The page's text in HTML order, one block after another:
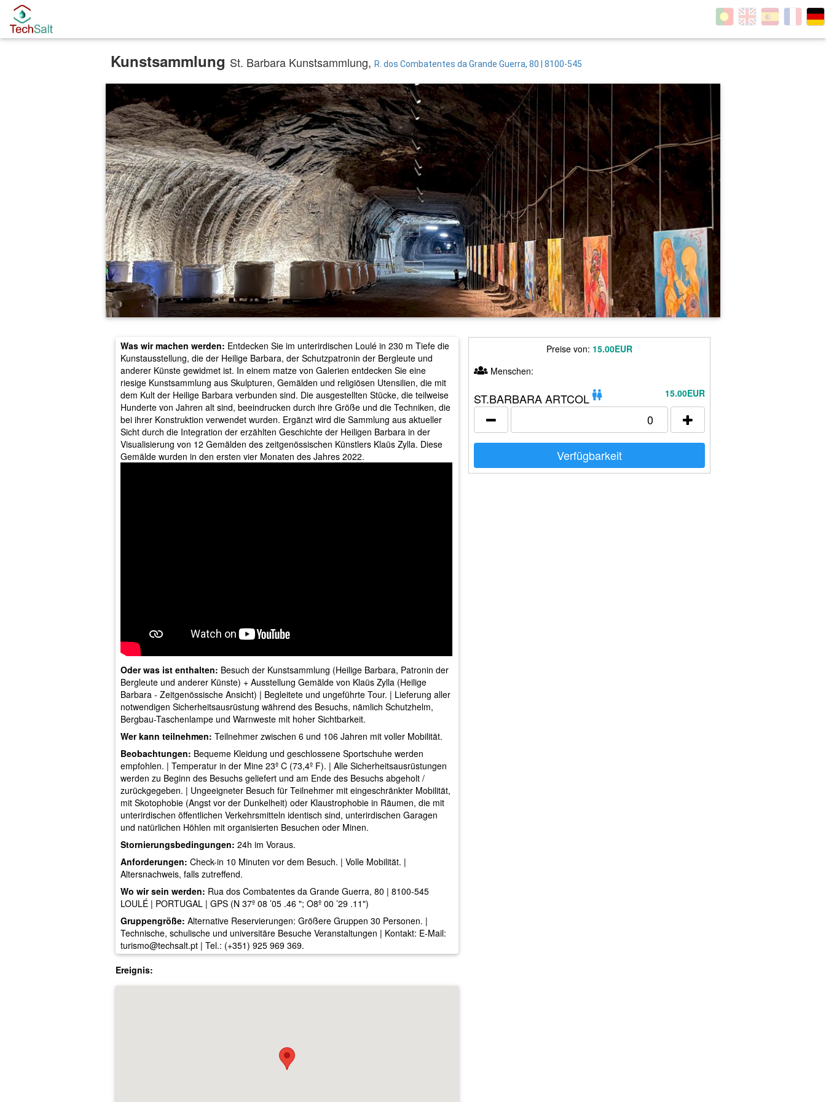
Kunstsammlung St. Barbara Kunstsammlung, R. dos Combatentes da Grande Guerra, 80 | 8100-545
Was wir machen werden: Entdecken Sie im unterirdischen Loulé in 230 m Tiefe die
Kunstausstellung, die der Heilige Barbara, der Schutzpatronin der Bergleute und
anderer Künste gewidmet ist. In einem matze von Galerien entdecken Sie eine
riesige Kunstsammlung aus Skulpturen, Gemälden und religiösen Utensilien, die mit
dem Kult der Heilige Barbara verbunden sind. Die ausgestellten Stücke, die teilweise
Hunderte von Jahren alt sind, beeindrucken durch ihre Größe und die Techniken, die
bei ihrer Konstruktion verwendet wurden. Ergänzt wird die Sammlung aus aktueller
Sicht durch die Integration der erzählten Geschichte der Heiligen Barbara in der
Visualisierung von 12 Gemälden des zeitgenössischen Künstlers Klaüs Zylla. Diese
Gemälde wurden in den ersten vier Monaten des Jahres 2022.
Oder was ist enthalten: Besuch der Kunstsammlung (Heilige Barbara, Patronin der
Bergleute und anderer Künste) + Ausstellung Gemälde von Klaüs Zylla (Heilige
Barbara - Zeitgenössische Ansicht) | Begleitete und ungeführte Tour. | Lieferung aller
notwendigen Sicherheitsausrüstung während des Besuchs, nämlich Schutzhelm,
Bergbau-Taschenlampe und Warnweste mit hoher Sichtbarkeit.
Wer kann teilnehmen: Teilnehmer zwischen 6 und 106 Jahren mit voller Mobilität.
Beobachtungen: Bequeme Kleidung und geschlossene Sportschuhe werden
empfohlen. | Temperatur in der Mine 23º C (73,4º F). | Alle Sicherheitsausrüstungen
werden zu Beginn des Besuchs geliefert und am Ende des Besuchs abgeholt /
zurückgegeben. | Ungeeigneter Besuch für Teilnehmer mit eingeschränkter Mobilität,
mit Skotophobie (Angst vor der Dunkelheit) oder Klaustrophobie in Räumen, die mit
unterirdischen öffentlichen Verkehrsmitteln identisch sind, unterirdischen Garagen
und natürlichen Höhlen mit organisierten Besuchen oder Minen.
Stornierungsbedingungen: 24h im Voraus.
Anforderungen: Check-in 10 Minuten vor dem Besuch. | Volle Mobilität. |
Altersnachweis, falls zutreffend.
Wo wir sein werden: Rua dos Combatentes da Grande Guerra, 80 | 8100-545
LOULÉ | PORTUGAL | GPS (N 37º 08 ’05 .46 "; O8º 00 ’29 .11")
Gruppengröße: Alternative Reservierungen: Größere Gruppen 30 Personen. |
Technische, schulische und universitäre Besuche Veranstaltungen | Kontakt: E-Mail:
turismo@techsalt.pt | Tel.: (+351) 925 969 369.
Ereignis:
Preise von: 15.00EUR
Menschen:
ST.BARBARA ARTCOL 15.00EUR
Verfügbarkeit